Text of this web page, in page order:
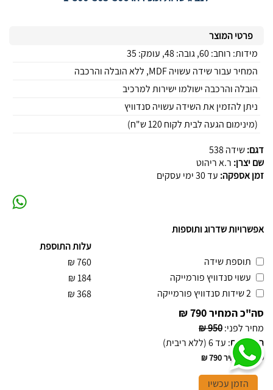
פרטי המוצר
מידות: רוחב: 60, גובה: 48, עומק: 35
המחיר עבור שידה עשויה MDF, ללא הובלה והרכבה
הובלה והרכבה ישולמו ישירות למרכיב
ניתן להזמין את השידה עשויה סנדוויץ
(מינימום הגעה לבית לקוח 120 ש"ח)
דגם:שידה 538
שם יצרן: ר.א ריהוט
זמן אספקה: עד 30 ימי עסקים
אפשרויות שדרוג ותוספות
עלות התוספת
תוספת שידה
760
₪
עשוי סנדוויץ פורמייקה
184
₪
2 שידות סנדוויץ פורמייקה
368
₪
סה"כ המחיר790 ₪
מחיר לפני:
950 ₪
תשלומים: עד 6 (ללא ריבית)
סה"כ המחיר790 ₪
הזמן עכשיו